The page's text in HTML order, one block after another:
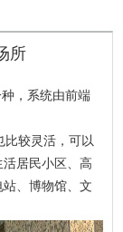
所
，系统由前端
较灵活，可以
居民小区、高
、博物馆、文